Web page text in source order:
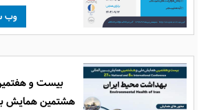
وب
بیست و
هشتمین همایش